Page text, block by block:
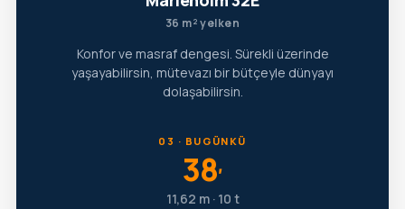
36 m² yelken
Konfor ve masraf dengesi. Sürekli üzerinde
yaşayabilirsin, mütevazı bir bütçeyle dünyayı
dolaşabilirsin.
03 · BUGÜNKÜ
38′
11,62 m · 10 t